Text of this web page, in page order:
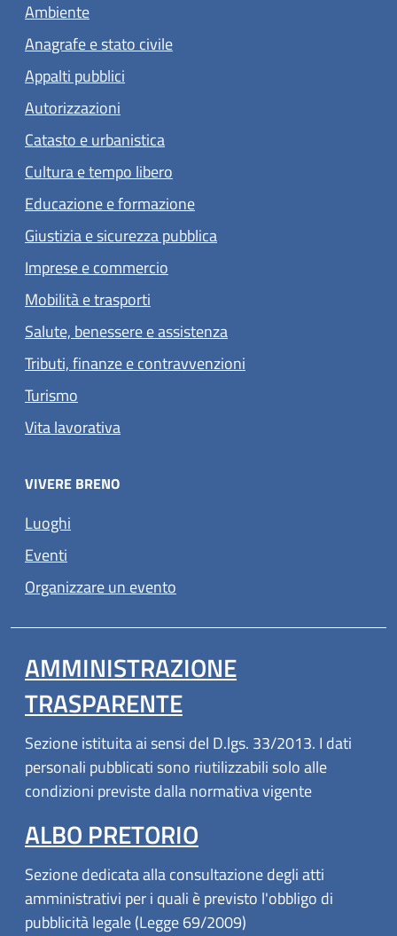
Ambiente
Anagrafe e stato civile
Appalti pubblici
Autorizzazioni
Catasto e urbanistica
Cultura e tempo libero
Educazione e formazione
Giustizia e sicurezza pubblica
Imprese e commercio
Mobilità e trasporti
Salute, benessere e assistenza
Tributi, finanze e contravvenzioni
Turismo
Vita lavorativa
VIVERE BRENO
Luoghi
Eventi
Organizzare un evento
AMMINISTRAZIONE
TRASPARENTE
Sezione istituita ai sensi del D.lgs. 33/2013. I dati
personali pubblicati sono riutilizzabili solo alle
condizioni previste dalla normativa vigente
ALBO PRETORIO
Sezione dedicata alla consultazione degli atti
amministrativi per i quali è previsto l'obbligo di
pubblicità legale (Legge 69/2009)